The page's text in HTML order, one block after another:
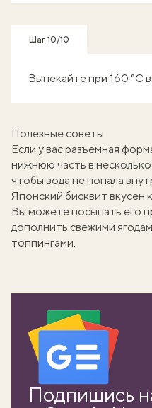
Шаг 10/10
Выпекайте при 160 °C
Полезные советы
Если у вас разъемная
нижнюю часть в
чтобы вода не попала
Японский бисквит вкусен
Вы можете посыпать его
дополнить свежими
топпингами.
Подпишись